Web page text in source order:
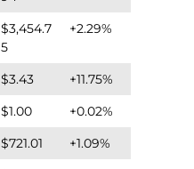
$3,454.7
5
+2.29%
$3.43
+11.75%
$1.00
+0.02%
$721.01
+1.09%